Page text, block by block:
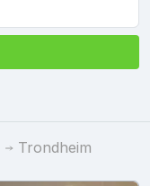
Trondheim